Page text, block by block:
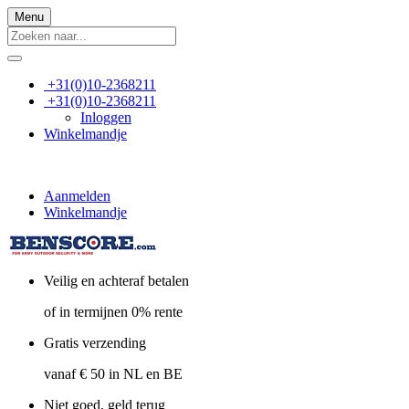
Menu
+31(0)10-2368211
+31(0)10-2368211
Inloggen
Winkelmandje
Aanmelden
Winkelmandje
Veilig en achteraf betalen
of in termijnen 0% rente
Gratis verzending
vanaf € 50 in NL en BE
Niet goed, geld terug